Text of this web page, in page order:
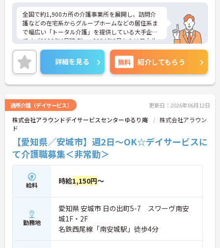
手当等も支給されるので頑張りが収入に直結しま
す。退職金や退職慰労金制度も整っているため、年
齢を重ねても将来の不安を感じることなく、長く腰
を据えて働き続けられる環境です。
全国で約1,900カ所の介護事業所を展開し、訪問介
護などの在宅系からグループホームなどの居住系ま
で幅広い「トータル介護」を提供している大手企業
です（2026年4月時点）。2024年6月からは日本生
命グループの一員となり、さらに安定した経営基盤
のもとでお客様に安心をお届けしています。職員一
人ひとりの「働きやすさ」と「キャリア」を大切に
する社風が特徴です。福利厚生が非常に充実してお
り、10歳～18歳のお子様を持つ方への「子ども手
「保育利用手当」など、仕事と子育ての両立を強力
にバックアップしています。 また、資格取得を目指
せる支援制度（会社負担やキャッシュバック）が整
ス提供責任者、管理者など）に向けた段階的な研修
も豊富です。日々の頑張りは手当や賃金制度でしっ
かりと評価されるため、高いモチベーションを保ち
ながら長く安心して働ける環境です。
＜お持ちの資格や経験を正当に評価する給与＞
・資格手当や時間帯別手当で日々の頑張りをしっか
り還元します
・勤続年数に応じた手当があり長期的な就業モチベ
ーションを維持できます
・大手法人ならではの明確な評価軸で着実なステッ
プアップが可能です
詳細を見る 無料 紹介してもらう
通所介護（デイサービス） 更新日：2026年06月12日
株式会社アラウンドデイサービスセンターゆるり庵
株式会社アラウン
ド
【愛知県／安城市】週2日～OK☆デイサービスに
て介護職募集＜非常勤＞
給料 時給1,150円～
勤務地
愛知県 安城市 日の出町5-7 スワーヴ南安
城1F・2F
名鉄西尾線「南安城駅」徒歩4分